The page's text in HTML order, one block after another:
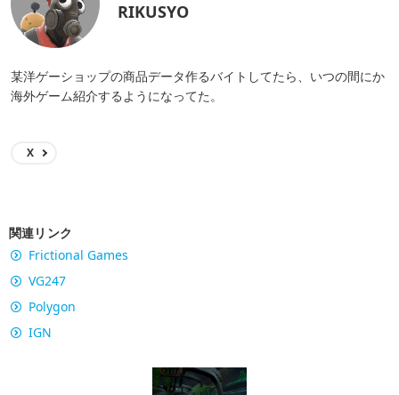
RIKUSYO
某洋ゲーショップの商品データ作るバイトしてたら、いつの間にか
海外ゲーム紹介するようになってた。
X
関連リンク
Frictional Games
VG247
Polygon
IGN